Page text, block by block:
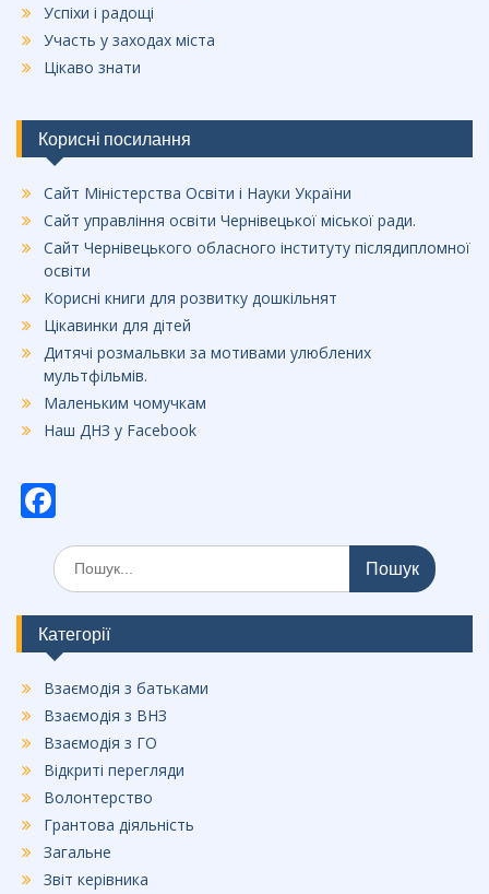
Успіхи і радощі
Участь у заходах міста
Цікаво знати
Корисні посилання
Сайт Міністерства Освіти і Науки України
Сайт управління освіти Чернівецької міської ради.
Сайт Чернівецького обласного інституту післядипломної
освіти
Корисні книги для розвитку дошкільнят
Цікавинки для дітей
Дитячі розмальвки за мотивами улюблених
мультфільмів.
Маленьким чомучкам
Наш ДНЗ у Facebook
ac
e
b
o
o
k
Шукати:
Категорії
Взаємодія з батьками
Взаємодія з ВНЗ
Взаємодія з ГО
Відкриті перегляди
Волонтерство
Грантова діяльність
Загальне
Звіт керівника